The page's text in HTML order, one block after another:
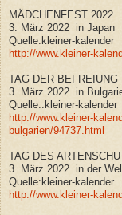
MÄDCHENFEST 2022
3. März 2022 in Japan
Quelle:kleiner-kalender
http://www.kleiner-
TAG DER
3. März 2022 in
Quelle:.kleiner-kalender
http://www.kleiner-
bulgarien/94737.html
TAG DES
3. März 2022 in der
Quelle:kleiner-kalender
http://www.kleiner-